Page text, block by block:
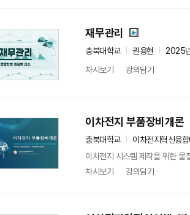
재무관리
충북대학교 권용현
2025
차시보기
강의담기
이차전지 부품장비개론
충북대학교
이차전지혁신융
이차전지 시스템 제작을 위한 물
차시보기
강의담기